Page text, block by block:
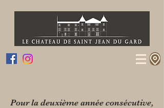
Pour la deuxième année consécutive,